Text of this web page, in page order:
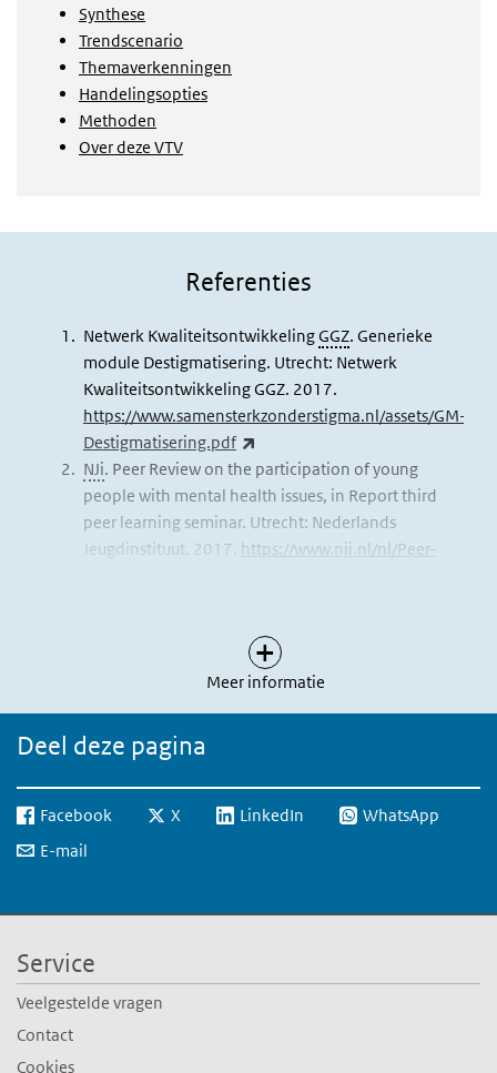
Synthese
Trendscenario
Themaverkenningen
Handelingsopties
Methoden
Over deze VTV
Referenties
Meer informatie
Netwerk KwaliteitsontwikkelingGGZ. Generieke
module Destigmatisering. Utrecht: Netwerk
Kwaliteitsontwikkeling GGZ. 2017.
https://www.samensterkzonderstigma.nl/assets/GM-
Destigmatisering.pdf
NJi. Peer Review on the participation of young
people with mental health issues, in Report third
peer learning seminar. Utrecht: Nederlands
Jeugdinstituut. 2017. https://www.nji.nl/nl/Peer-
psychische problemen. Utrecht: Nederlands
Jeugdinstituut. 2017.
https://www.nji.nl/nl/Actueel/Nieuws-van-het-
NJi/Participatie-jongeren-…
Smith B. Gemeenten en mensen met een
psychische kwetsbaarheid. Landelijk platform
GGz: Amersfoort. 2016.
http://www.platformggz.nl/lpggz/download/common/
een welkome plek voor iedereen? Utrecht:
https://www.movisie.nl/publicatie/ggz-wijk
Deel deze pagina
Facebook X LinkedIn
WhatsApp
E-mail
Service
Veelgestelde vragen
Contact
Cookies